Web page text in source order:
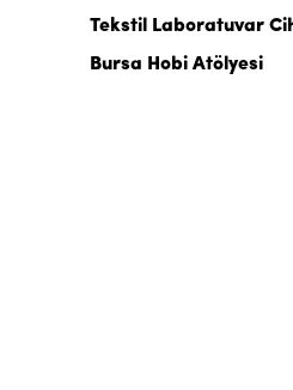
Tekstil Laboratuvar
Bursa Hobi Atölyesi